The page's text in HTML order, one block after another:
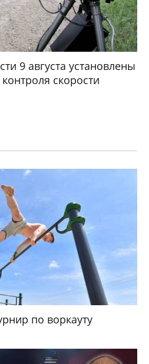
9 августа установлены
скорости
по воркауту